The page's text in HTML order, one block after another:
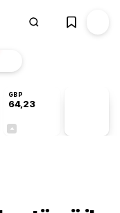
GBP
64,23